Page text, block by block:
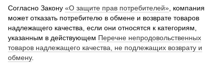
Согласно Закону «О защите прав потребителей» , компания
может отказать потребителю в обмене и возврате товаров
надлежащего качества, если они относятся к категориям,
указанным в действующем Перечне непродовольственных
товаров надлежащего качества, не подлежащих возврату и
обмену.